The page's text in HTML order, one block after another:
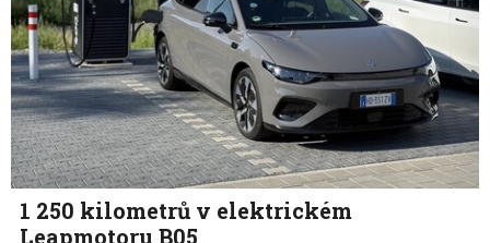
1 250 kilometrů v elektrickém
Leapmotoru B05